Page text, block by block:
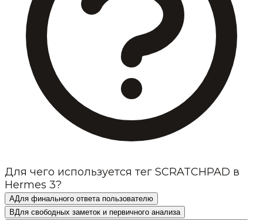
Для чего используется тег SCRATCHPAD в
Hermes 3?
AДля финального ответа пользователю
BДля свободных заметок и первичного анализа